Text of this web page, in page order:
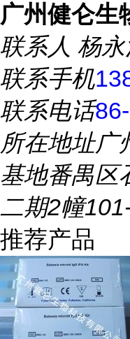
广州健仑生
联系人 杨
联系手机
联系电话
所在地址广
基地番禺区
二期2幢
推荐产品